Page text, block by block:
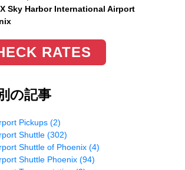
Sky Harbor International Airport
RATES
の記事
Pickups (2)
Shuttle (302)
Shuttle of Phoenix (4)
Shuttle Phoenix (94)